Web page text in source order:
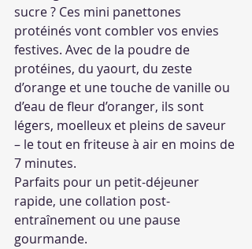
sucre ? Ces mini panettones
protéinés vont combler vos envies
festives. Avec de la poudre de
protéines, du yaourt, du zeste
d’orange et une touche de vanille ou
d’eau de fleur d’oranger, ils sont
légers, moelleux et pleins de saveur
– le tout en friteuse à air en moins de
7 minutes.
Parfaits pour un petit-déjeuner
rapide, une collation post-
entraînement ou une pause
gourmande.